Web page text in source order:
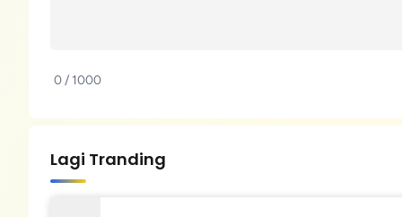
0 / 1000
Lagi Tranding